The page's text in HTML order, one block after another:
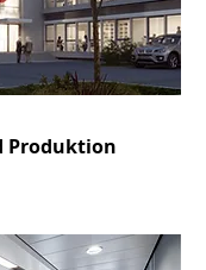
Produktion